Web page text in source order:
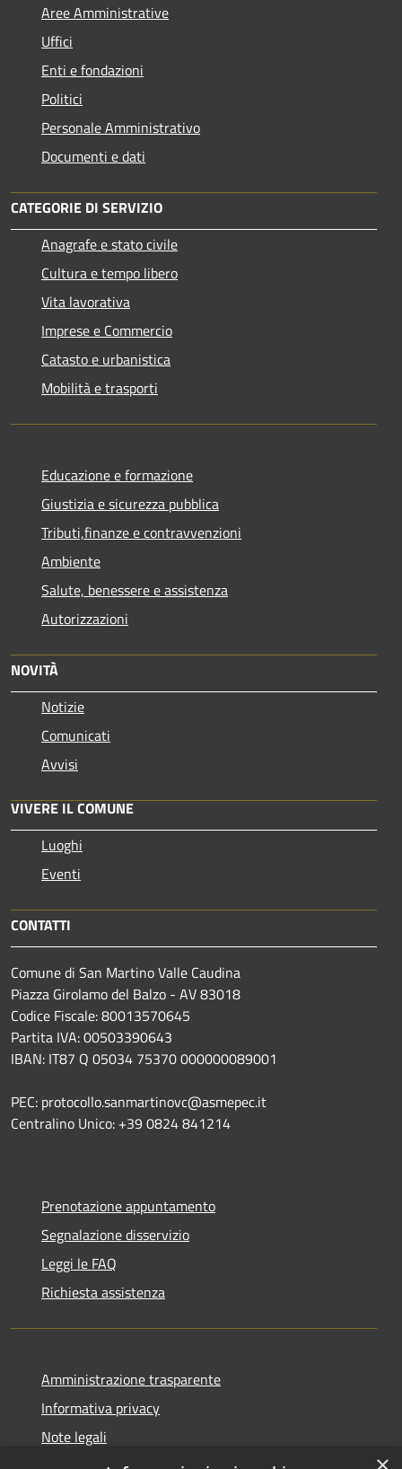
Aree Amministrative
Uffici
Enti e fondazioni
Politici
Personale Amministrativo
Documenti e dati
CATEGORIE DI SERVIZIO
Anagrafe e stato civile
Cultura e tempo libero
Vita lavorativa
Imprese e Commercio
Catasto e urbanistica
Mobilità e trasporti
Educazione e formazione
Giustizia e sicurezza pubblica
Tributi,finanze e contravvenzioni
Ambiente
Salute, benessere e assistenza
Autorizzazioni
NOVITÀ
Notizie
Comunicati
Avvisi
VIVERE IL COMUNE
Luoghi
Eventi
CONTATTI
Comune di San Martino Valle Caudina
Piazza Girolamo del Balzo - AV 83018
Codice Fiscale: 80013570645
Partita IVA: 00503390643
IBAN: IT87 Q 05034 75370 000000089001
PEC: protocollo.sanmartinovc@asmepec.it
Centralino Unico: +39 0824 841214
Prenotazione appuntamento
Segnalazione disservizio
Leggi le FAQ
Richiesta assistenza
Amministrazione trasparente
Informativa privacy
Note legali